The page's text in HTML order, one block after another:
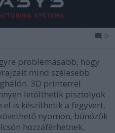
0
problémásabb, hogy
mind szélesebb
3D printerrel
letölthetik pisztolyok
is készíthetik a fegyvert.
nyomon, bűnözők
hozzáférhetnek.